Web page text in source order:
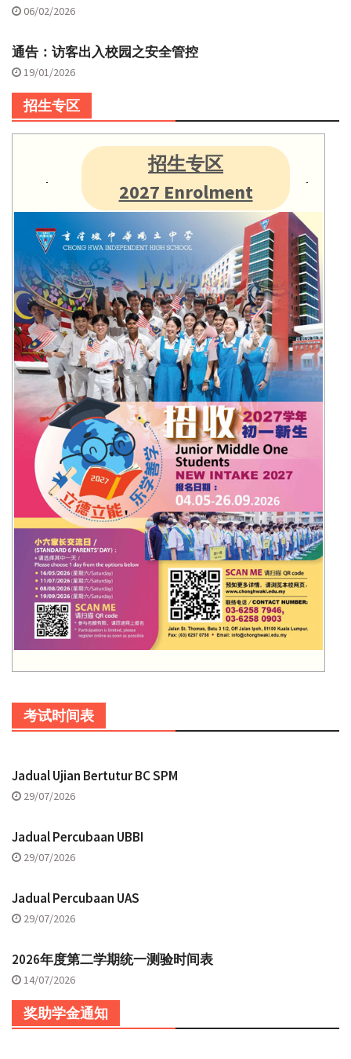
06/02/2026
通告：访客出入校园之安全管控
19/01/2026
招生专区
招生专区
2027 Enrolment
考试时间表
Jadual Ujian Bertutur BC SPM
29/07/2026
Jadual Percubaan UBBI
29/07/2026
Jadual Percubaan UAS
29/07/2026
2026年度第二学期统一测验时间表
14/07/2026
奖助学金通知